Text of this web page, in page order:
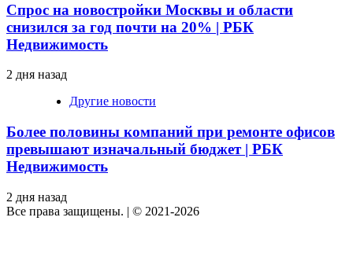
Спрос на новостройки Москвы и области
снизился за год почти на 20% | РБК
Недвижимость
2 дня назад
Другие новости
Более половины компаний при ремонте офисов
превышают изначальный бюджет | РБК
Недвижимость
2 дня назад
Все права защищены. | © 2021-2026